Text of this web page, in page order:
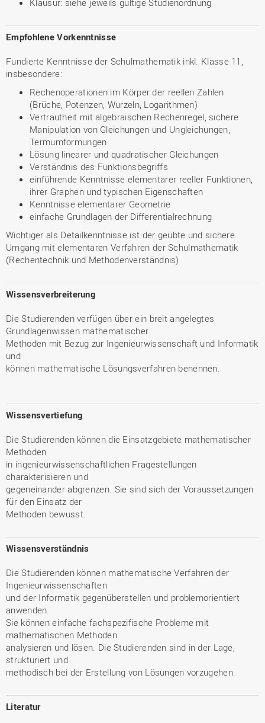
Klausur: siehe jeweils gültige Studienordnung
Empfohlene Vorkenntnisse
Fundierte Kenntnisse der Schulmathematik inkl. Klasse 11,
insbesondere:
Rechenoperationen im Körper der reellen Zahlen
(Brüche, Potenzen, Wurzeln, Logarithmen)
Vertrautheit mit algebraischen Rechenregel, sichere
Manipulation von Gleichungen und Ungleichungen,
Termumformungen
Lösung linearer und quadratischer Gleichungen
Verständnis des Funktionsbegriffs
einführende Kenntnisse elementarer reeller Funktionen,
ihrer Graphen und typischen Eigenschaften
Kenntnisse elementarer Geometrie
einfache Grundlagen der Differentialrechnung
Wichtiger als Detailkenntnisse ist der geübte und sichere
Umgang mit elementaren Verfahren der Schulmathematik
(Rechentechnik und Methodenverständnis)
Wissensverbreiterung
Die Studierenden verfügen über ein breit angelegtes
Grundlagenwissen mathematischer
Methoden mit Bezug zur Ingenieurwissenschaft und Informatik
und
können mathematische Lösungsverfahren benennen.
Wissensvertiefung
Die Studierenden können die Einsatzgebiete mathematischer
Methoden
in ingenieurwissenschaftlichen Fragestellungen
charakterisieren und
gegeneinander abgrenzen. Sie sind sich der Voraussetzungen
für den Einsatz der
Methoden bewusst.
Wissensverständnis
Die Studierenden können mathematische Verfahren der
Ingenieurwissenschaften
und der Informatik gegenüberstellen und problemorientiert
anwenden.
Sie können einfache fachspezifische Probleme mit
mathematischen Methoden
analysieren und lösen. Die Studierenden sind in der Lage,
strukturiert und
methodisch bei der Erstellung von Lösungen vorzugehen.
Literatur